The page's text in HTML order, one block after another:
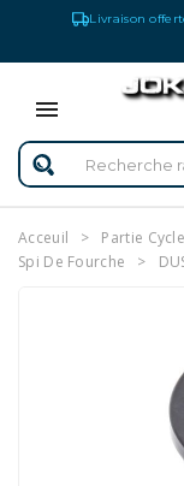
Livraison
Acceuil Partie Cycle
Spi De Fourche